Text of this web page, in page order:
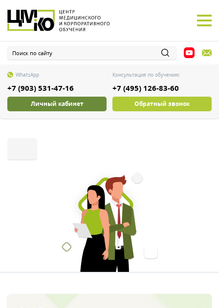
WhatsApp
+7 (903) 531-47-16
Консультация по обучению:
+7 (495) 126-83-60
Личный кабинет Обратный звонок